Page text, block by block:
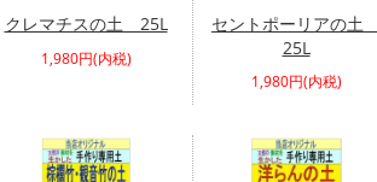
クレマチスの土 25L
1,980円(内税)
セントポーリアの土
25L
1,980円(内税)